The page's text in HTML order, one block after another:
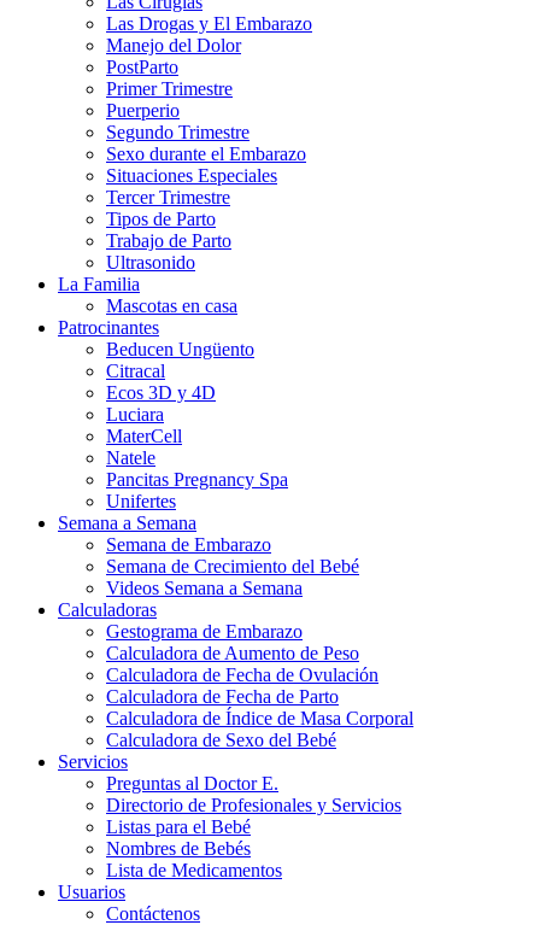
Las Drogas y El Embarazo
Manejo del Dolor
PostParto
Primer Trimestre
Puerperio
Segundo Trimestre
Sexo durante el Embarazo
Situaciones Especiales
Tercer Trimestre
Tipos de Parto
Trabajo de Parto
Ultrasonido
La Familia
Mascotas en casa
Patrocinantes
Beducen Ungüento
Citracal
Ecos 3D y 4D
Luciara
MaterCell
Natele
Pancitas Pregnancy Spa
Unifertes
Semana a Semana
Semana de Embarazo
Semana de Crecimiento del Bebé
Videos Semana a Semana
Calculadoras
Gestograma de Embarazo
Calculadora de Aumento de Peso
Calculadora de Fecha de Ovulación
Calculadora de Fecha de Parto
Calculadora de Índice de Masa Corporal
Calculadora de Sexo del Bebé
Servicios
Preguntas al Doctor E.
Directorio de Profesionales y Servicios
Listas para el Bebé
Nombres de Bebés
Lista de Medicamentos
Usuarios
Contáctenos